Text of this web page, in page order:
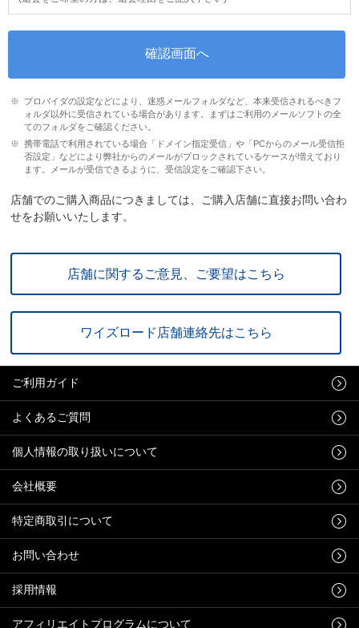
プロバイダの設定などにより、迷惑メールフォルダなど、本来受信されるべきフ
ォルダ以外に受信されている場合があります。まずはご利用のメールソフトの全
てのフォルダをご確認ください。
携帯電話で利用されている場合「ドメイン指定受信」や「PCからのメール受信拒
否設定」などにより弊社からのメールがブロックされているケースが増えており
ます。メールが受信できるように、受信設定をご確認下さい。
店舗でのご購入商品につきましては、ご購入店舗に直接お問い合わ
せをお願いいたします。
店舗に関するご意見、ご要望はこちら
ワイズロード店舗連絡先はこちら
ご利用ガイド
よくあるご質問
個人情報の取り扱いについて
会社概要
特定商取引について
お問い合わせ
採用情報
アフィリエイトプログラムについて